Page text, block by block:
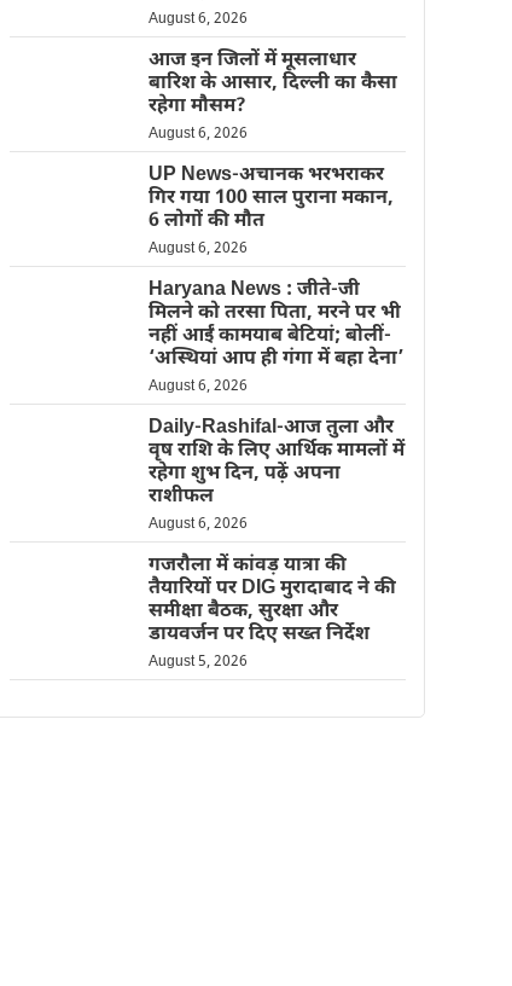
August 6, 2026
आज इन जिलों में मूसलाधार
बारिश के आसार, दिल्ली का कैसा
रहेगा मौसम?
August 6, 2026
UP News-अचानक भरभराकर
गिर गया 100 साल पुराना मकान,
6 लोगों की मौत
August 6, 2026
Haryana News : जीते-जी
मिलने को तरसा पिता, मरने पर भी
नहीं आईं कामयाब बेटियां; बोलीं-
‘अस्थियां आप ही गंगा में बहा देना’
August 6, 2026
Daily-Rashifal-आज तुला और
वृष राशि के लिए आर्थिक मामलों में
रहेगा शुभ दिन, पढ़ें अपना
राशीफल
August 6, 2026
गजरौला में कांवड़ यात्रा की
तैयारियों पर DIG मुरादाबाद ने की
समीक्षा बैठक, सुरक्षा और
डायवर्जन पर दिए सख्त निर्देश
August 5, 2026